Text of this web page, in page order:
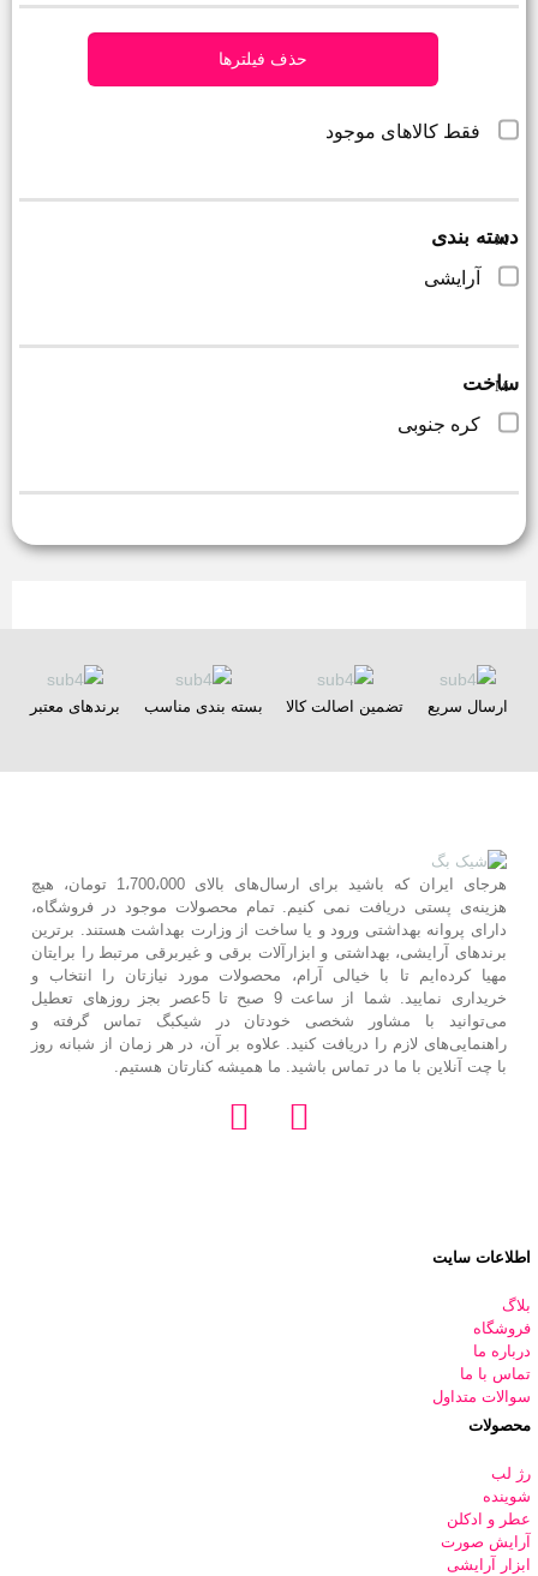
حذف فیلترها
فقط کالاهای موجود
دسته بندی
آرایشی
ساخت
کره جنوبی
ارسال سریع تضمین اصالت کالا بسته بندی مناسب برندهای معتبر
هرجای ایران که باشید برای ارسال‌های بالای 1،700،000 تومان، هیچ
هزینه‌ی پستی دریافت نمی کنیم. تمام محصولات موجود در فروشگاه،
دارای پروانه بهداشتی ورود و یا ساخت از وزارت بهداشت هستند. برترین‌
برندهای آرایشی، بهداشتی و ابزارآلات برقی و غیربرقی مرتبط را برایتان
مهیا کرده‌ایم تا با خیالی آرام، محصولات مورد نیازتان را انتخاب و
خریداری نمایید. شما از ساعت 9 صبح تا 5عصر بجز روزهای تعطیل
می‌توانید با مشاور شخصی خودتان در شیکبگ تماس گرفته و
راهنمایی‌های لازم را دریافت کنید. علاوه بر آن، در هر زمان از شبانه روز
با چت آنلاین با ما در تماس باشید. ما همیشه کنارتان هستیم.
اطلاعات سایت
بلاگ
فروشگاه
درباره ما
تماس با ما
سوالات متداول
محصولات
رژ لب
شوینده
عطر و ادکلن
آرایش صورت
ابزار آرایشی